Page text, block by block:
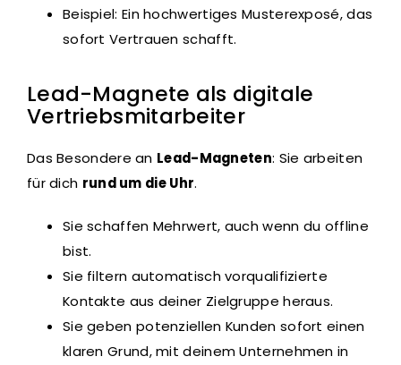
Beispiel: Ein hochwertiges Musterexposé, das
sofort Vertrauen schafft.
Lead-Magnete als digitale
Vertriebsmitarbeiter
Das Besondere an Lead-Magneten: Sie arbeiten
für dich rund um die Uhr.
Sie schaffen Mehrwert, auch wenn du offline
bist.
Sie filtern automatisch vorqualifizierte
Kontakte aus deiner Zielgruppe heraus.
Sie geben potenziellen Kunden sofort einen
klaren Grund, mit deinem Unternehmen in